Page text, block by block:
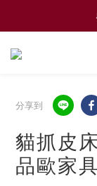
分享到
貓抓皮
品歐家具